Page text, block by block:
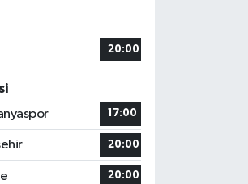
20:00
17:00
20:00
20:00